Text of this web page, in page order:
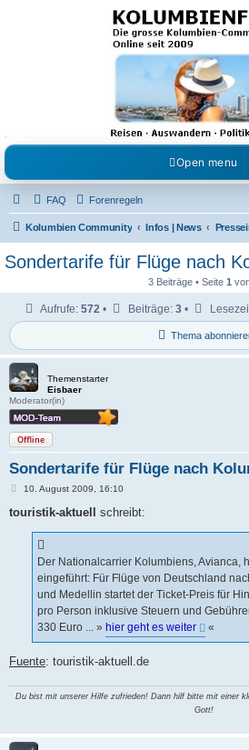
Kolumbienforum - Das
grosse Forum der
Freunde Kolumbiens
Reisen, Auswandern, Kultur, Politik, Geschichte und
Austausch, Erfahrungen und Gemeinschaft im
Open menu
FAQ Forenregeln
Kolumbien Community Infos | News
Sondertarife für Flüge nach
3 Beiträge • Seite 1
Thema
Aufrufe: 572 • Beiträge: 3 •
Themenstarter
Eisbaer
Moderator(in)
Offline
Sondertarife für Flüge nach
B
i
10. August 2009, 16:10
touristik-aktuell schreibt:
Der Nationalcarrier Kolumbiens, Avianca,
eingeführt: Für Flüge von Deutschland
und Medellin startet der Ticket-Preis für
pro Person inklusive Steuern und
330 Euro ... » hier geht es weiter «
Fuente: touristik-aktuell.de
Du bist mit unserer Hilfe zufrieden! Dann hilf bitte mit einer
Gott!